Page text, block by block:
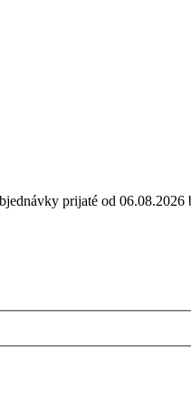
prijaté od